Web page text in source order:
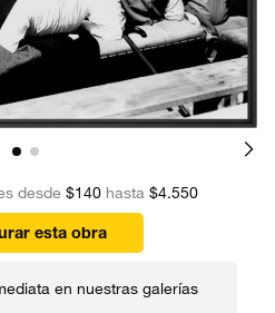
desde $140hasta $4.550
esta obra
en nuestras galerías